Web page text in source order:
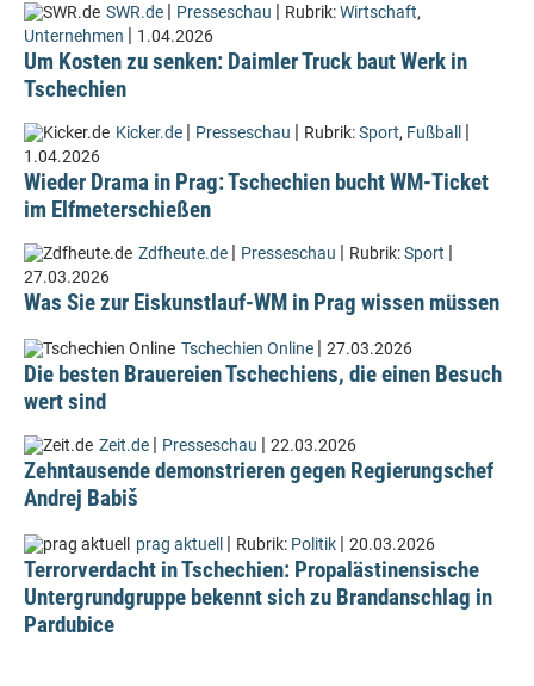
SWR.de | Presseschau | Rubrik:Wirtschaft,
Unternehmen | 1.04.2026
Um Kosten zu senken: Daimler Truck baut Werk in
Tschechien
Kicker.de | Presseschau | Rubrik:Sport, Fußball |
1.04.2026
Wieder Drama in Prag: Tschechien bucht WM-Ticket
im Elfmeterschießen
Zdfheute.de | Presseschau | Rubrik:Sport |
27.03.2026
Was Sie zur Eiskunstlauf-WM in Prag wissen müssen
Tschechien Online | 27.03.2026
Die besten Brauereien Tschechiens, die einen Besuch
wert sind
Zeit.de | Presseschau | 22.03.2026
Zehntausende demonstrieren gegen Regierungschef
Andrej Babiš
prag aktuell | Rubrik: Politik | 20.03.2026
Terrorverdacht in Tschechien: Propalästinensische
Untergrundgruppe bekennt sich zu Brandanschlag in
Pardubice